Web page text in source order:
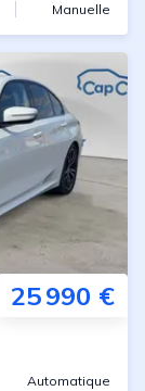
Manuelle
25 990 €
Automatique